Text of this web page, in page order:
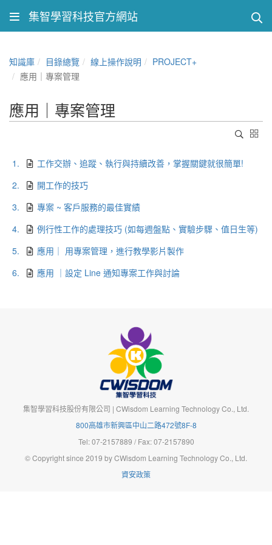
集智學習科技官方網站
知識庫 目錄總覽 線上操作說明
PROJECT+
應用｜專案管理
應用｜專案管理
1.
工作交辦、追蹤、執行與持續改善，掌握關鍵就很簡單!
2.
開工作的技巧
3.
專案 ~ 客戶服務的最佳實績
4.
例行性工作的處理技巧 (如每週盤點、實驗步驟、值日生等)
5.
應用｜ 用專案管理，進行教學影片製作
6.
應用 ｜設定 Line 通知專案工作與討論
集智學習科技股份有限公司 | CWisdom Learning Technology Co., Ltd.
800高雄市新興區中山二路472號8F-8
Tel: 07-2157889 / Fax: 07-2157890
© Copyright since 2019 by CWisdom Learning Technology Co., Ltd.
資安政策